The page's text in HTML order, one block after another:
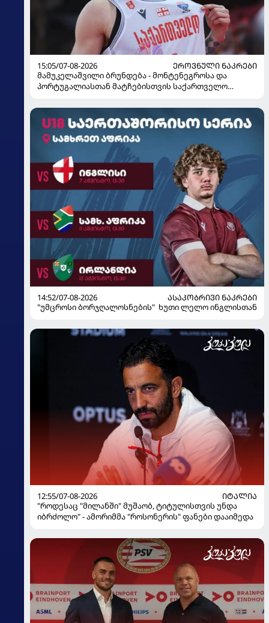
15:05/07-08-2026
ᲔᲠᲝᲕᲜᲣᲚᲘ ᲜᲐᲙᲠᲔᲑᲘ
მამუკელაშვილი ბრუნდება - მონტენეგროსა და
პორტუგალიასთან მატჩებისთვის საქართველო
14:52/07-08-2026
ᲐᲡᲐᲙᲝᲑᲠᲘᲕᲘ ᲜᲐᲙᲠᲔᲑᲘ
"უმცროსი ბორჯღალოსნების" ხუთი ლელო ინგლისთან
12:55/07-08-2026
ᲘᲢᲐᲚᲘᲐ
"როდესაც "მილანში" მუშაობ, ტიტულისთვის უნდა
იბრძოლო" - ამორიმმა "როსონერის" ფანები დააიმედა